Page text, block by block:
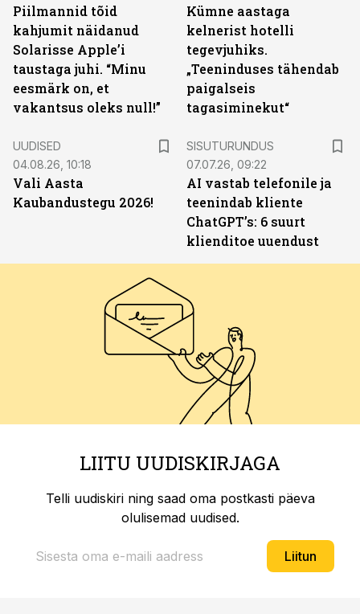
Piilmannid tõid
kahjumit näidanud
Solarisse Apple’i
taustaga juhi. “Minu
eesmärk on, et
vakantsus oleks null!”
Kümne aastaga
kelnerist hotelli
tegevjuhiks.
„Teeninduses tähendab
paigalseis
tagasiminekut“
UUDISED
04.08.26, 10:18
Vali Aasta
Kaubandustegu 2026!
SISUTURUNDUS
07.07.26, 09:22
AI vastab telefonile ja
teenindab kliente
ChatGPT’s: 6 suurt
klienditoe uuendust
LIITU UUDISKIRJAGA
Telli uudiskiri ning saad oma postkasti päeva
olulisemad uudised.
Liitun